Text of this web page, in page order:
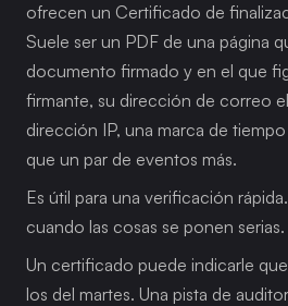
ofrecen un Certificado de
Suele ser un PDF de una página
documento firmado y en el que
firmante, su dirección de correo
dirección IP, una marca de
que un par de eventos más.
Es útil para una verificación
cuando las cosas se ponen serias.
Un certificado puede indicarle
los del martes. Una pista de